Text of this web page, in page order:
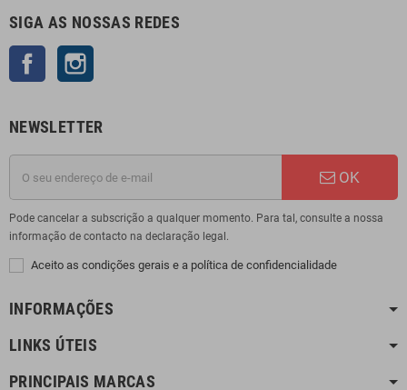
SIGA AS NOSSAS REDES
Facebook
NEWSLETTER
OK
Pode cancelar a subscrição a qualquer momento. Para tal, consulte a nossa
informação de contacto na declaração legal.
Aceito as condições gerais e a política de confidencialidade
INFORMAÇÕES
LINKS ÚTEIS
PRINCIPAIS MARCAS